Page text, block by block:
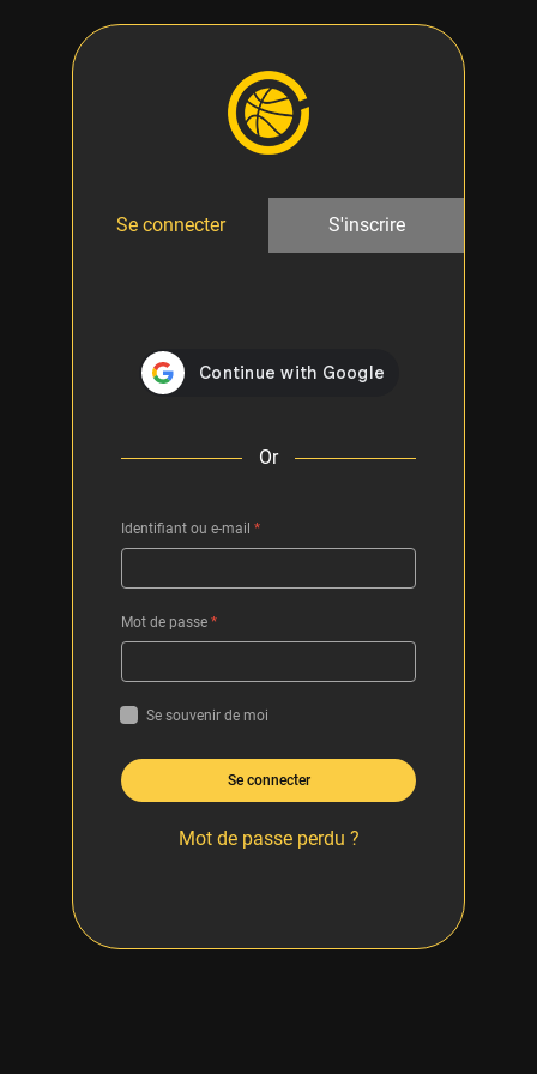
Se connecter S'inscrire
Or
Identifiant ou e-mail *
Mot de passe *
Se souvenir de moi
Se connecter
Mot de passe perdu ?